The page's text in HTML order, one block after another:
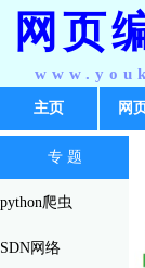
网页
主页 网
专 题
python爬虫
SDN网络